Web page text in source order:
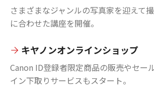
さまざまなジャンルの写真家を迎えて
に合わせた講座を開催。
キヤノンオンラインショップ
Canon ID登録者限定商品の販売やセー
イン下取りサービスもスタート。